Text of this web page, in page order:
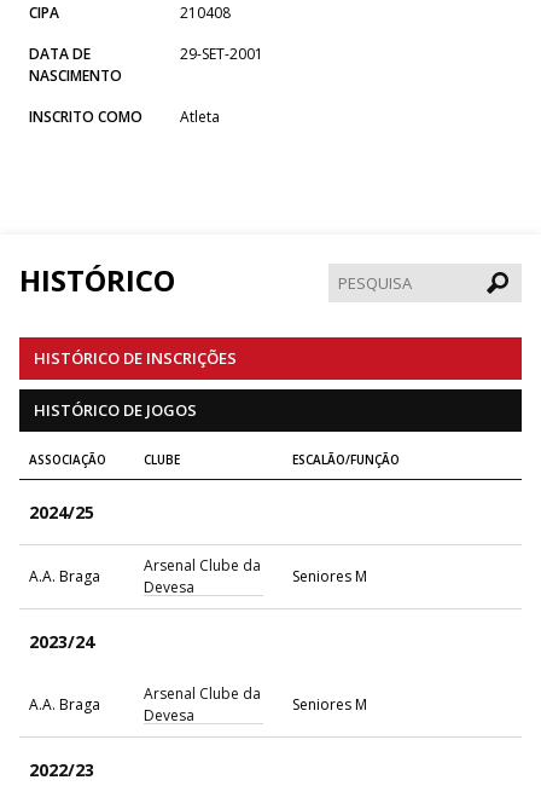
CIPA
210408
DATA DE
NASCIMENTO
29-SET-2001
INSCRITO COMO Atleta
HISTÓRICO
HISTÓRICO DE INSCRIÇÕES
HISTÓRICO DE JOGOS
ASSOCIAÇÃO CLUBE ESCALÃO/FUNÇÃO
2024/25
A.A. Braga
Arsenal Clube da
Devesa
Seniores M
2023/24
A.A. Braga
Arsenal Clube da
Devesa
Seniores M
2022/23